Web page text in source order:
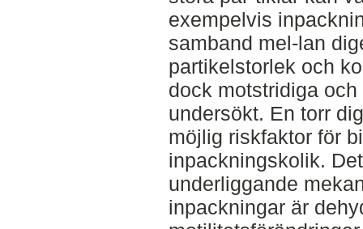
exempelvis
samband mel-lan
partikelstorlek och
dock motstridiga
undersökt. En torr
möjlig riskfaktor för
inpackningskolik.
underliggande
inpackningar är